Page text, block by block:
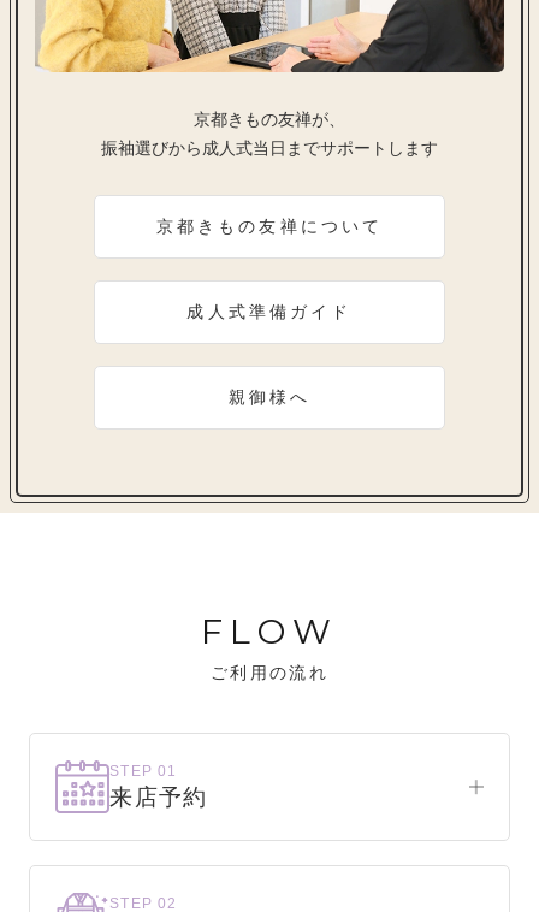
京都きもの友禅が、
振袖選びから成人式当日までサポートします
京都きもの友禅について
成人式準備ガイド
親御様へ
FLOW
ご利用の流れ
STEP 01
来店予約
まずはお気軽にご来店ください。
STEP 02